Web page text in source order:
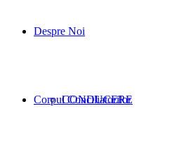
Despre Noi
CONDUCERE
Corpul Conciliatorilor